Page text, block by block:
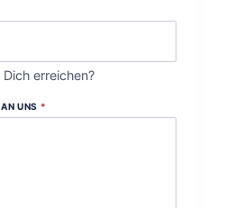
erreichen?
UNS *